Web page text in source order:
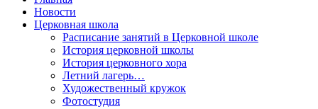
Новости
Церковная школа
Расписание занятий в Церковной школе
История церковной школы
История церковного хора
Летний лагерь…
Художественный кружок
Фотостудия